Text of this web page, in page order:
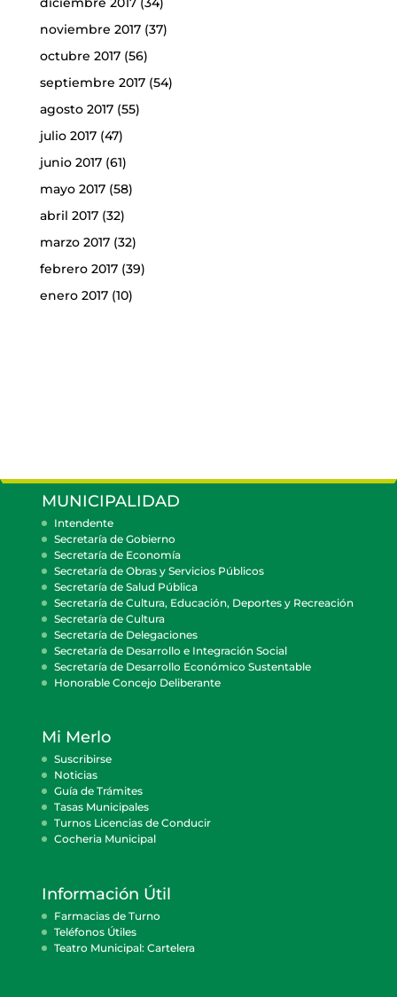
noviembre 2017(37)
octubre 2017(56)
septiembre 2017(54)
agosto 2017(55)
julio 2017(47)
junio 2017(61)
mayo 2017(58)
abril 2017(32)
marzo 2017(32)
febrero 2017(39)
enero 2017(10)
MUNICIPALIDAD
Intendente
Secretaría de Gobierno
Secretaría de Economía
Secretaría de Obras y Servicios Públicos
Secretaría de Salud Pública
Secretaría de Cultura, Educación, Deportes y Recreación
Secretaría de Cultura
Secretaría de Delegaciones
Secretaría de Desarrollo e Integración Social
Secretaría de Desarrollo Económico Sustentable
Honorable Concejo Deliberante
Mi Merlo
Suscribirse
Noticias
Guía de Trámites
Tasas Municipales
Turnos Licencias de Conducir
Cocheria Municipal
Información Útil
Farmacias de Turno
Teléfonos Útiles
Teatro Municipal: Cartelera